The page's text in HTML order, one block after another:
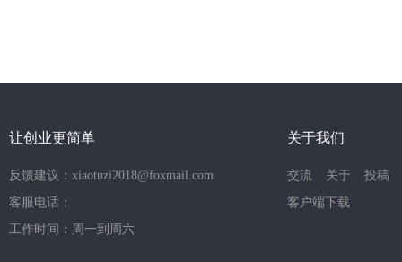
让创业更简单
反馈建议：xiaotuzi2018@foxmail.com
客服电话：
工作时间：周一到周六
关于我们
交流 关于
投稿
客户端下载